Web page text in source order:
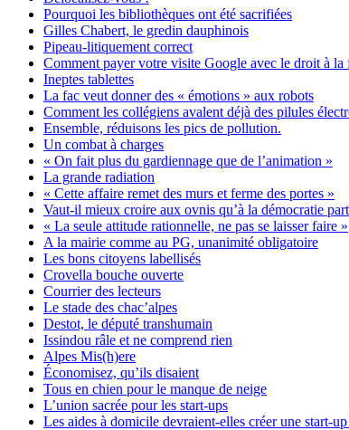
Pourquoi les bibliothèques ont été sacrifiées
Gilles Chabert, le gredin dauphinois
Pipeau-litiquement correct
Comment payer votre visite Google avec le droit à la
Ineptes tablettes
La fac veut donner des « émotions » aux robots
Comment les collégiens avalent déjà des pilules
Ensemble, réduisons les pics de pollution.
Un combat à charges
« On fait plus du gardiennage que de l’animation »
La grande radiation
« Cette affaire remet des murs et ferme des portes »
Vaut-il mieux croire aux ovnis qu’à la démocratie
« La seule attitude rationnelle, ne pas se laisser faire »
A la mairie comme au PG, unanimité obligatoire
Les bons citoyens labellisés
Crovella bouche ouverte
Courrier des lecteurs
Le stade des chac’alpes
Destot, le député transhumain
Issindou râle et ne comprend rien
Alpes Mis(h)ere
Économisez, qu’ils disaient
Tous en chien pour le manque de neige
L’union sacrée pour les start-ups
Les aides à domicile devraient-elles créer une start-